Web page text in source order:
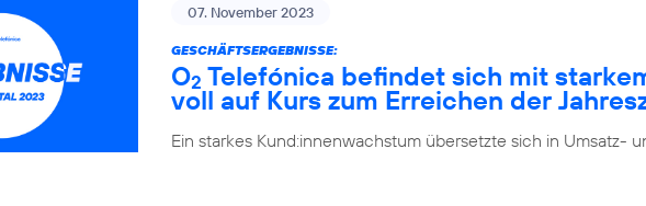
07. November 2023
GESCHÄFTSERGEBNISSE:
O2 Telefónica befindet sich mit
voll auf Kurs zum Erreichen der
Ein starkes Kund:innenwachstum übersetzte sich in Umsatz-